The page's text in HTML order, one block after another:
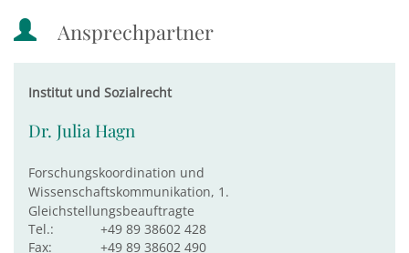
Ansprechpartner
Institut und Sozialrecht
Dr. Julia Hagn
Forschungskoordination und
Wissenschaftskommunikation, 1.
Gleichstellungsbeauftragte
Tel.:
+49 89 38602 428
Fax:
+49 89 38602 490